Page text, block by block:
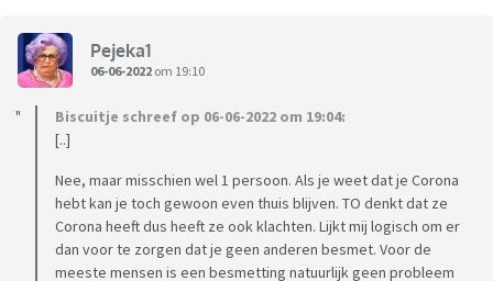
Pejeka1
06-06-2022 om 19:10
Biscuitje schreef op 06-06-2022 om 19:04:
[..]
Nee, maar misschien wel 1 persoon. Als je weet dat je Corona
hebt kan je toch gewoon even thuis blijven. TO denkt dat ze
Corona heeft dus heeft ze ook klachten. Lijkt mij logisch om er
dan voor te zorgen dat je geen anderen besmet. Voor de
meeste mensen is een besmetting natuurlijk geen probleem